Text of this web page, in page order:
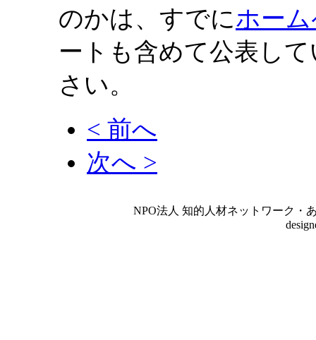
のかは、すでにホー
ートも含めて公表し
さい。
< 前へ
次へ >
NPO法人 知的人材ネットワーク・